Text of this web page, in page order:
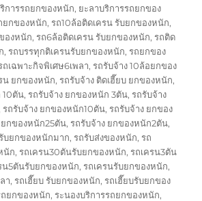
การรถยกของหนัก, ยะลาบริการรถยกของ
ยกของหนัก,รถ10ล้อติดเครน รับยกของหนัก,
องหนัก,รถ6ล้อติดเครน รับยกของหนัก,รถติด
,รถบรรทุกติเครนรับยกของหนัก,รถยกของ
เฉพาะกิจพิเศษ6เพลา,รถรับจ้าง 10ล้อยกของ
น ยกของหนัก,รถรับจ้าง ติดเฮี๊ยบ ยกของหนัก,
10ตัน,รถรับจ้าง ยกของหนัก 3ตัน,รถรับจ้าง
,รถรับจ้าง ยกของหนัก10ตัน,รถรับจ้าง ยกของ
ยกของหนัก25ตัน,รถรับจ้าง ยกของหนัก2ตัน,
บยกของหนักมาก,รถรับส่งของหนัก,รถ
นัก,รถเครน30ตันรับยกของหนัก,รถเครน3ตัน
น5ตันรับยกของหนัก,รถเครนรับยกของหนัก,
า,รถเฮี๊ยบ รับยกของหนัก,รถเฮี๊ยบรับยกของ
ถยกของหนัก,ระนองบริการรถยกของหนัก,